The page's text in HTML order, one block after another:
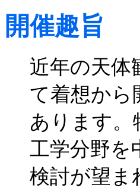
開催趣旨
近年の天体
て着想から
あります。
工学分野を
検討が望ま